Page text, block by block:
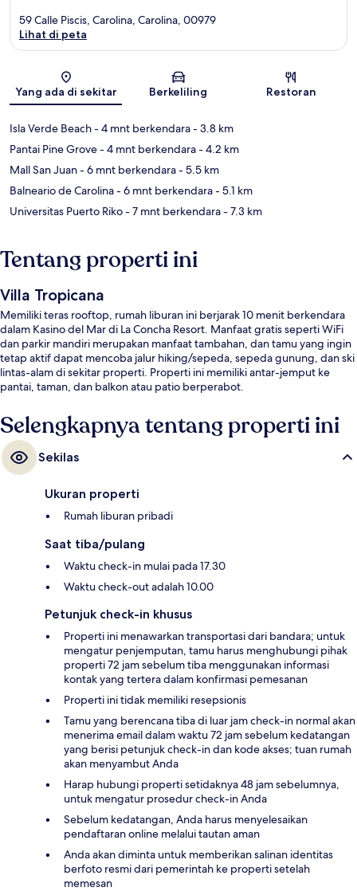
Peta
59 Calle Piscis, Carolina, Carolina, 00979
Lihat di peta
Yang ada di sekitar Berkeliling Restoran
Isla Verde Beach- 4 mnt berkendara- 3.8 km
Pantai Pine Grove- 4 mnt berkendara- 4.2 km
Mall San Juan- 6 mnt berkendara- 5.5 km
Balneario de Carolina- 6 mnt berkendara- 5.1 km
Universitas Puerto Riko- 7 mnt berkendara- 7.3 km
Tentang properti ini
Villa Tropicana
Memiliki teras rooftop, rumah liburan ini berjarak 10 menit berkendara
dalam Kasino del Mar di La Concha Resort. Manfaat gratis seperti WiFi
dan parkir mandiri merupakan manfaat tambahan, dan tamu yang ingin
tetap aktif dapat mencoba jalur hiking/sepeda, sepeda gunung, dan ski
lintas-alam di sekitar properti. Properti ini memiliki antar-jemput ke
pantai, taman, dan balkon atau patio berperabot.
Selengkapnya tentang properti ini
Sekilas
Ukuran properti
Rumah liburan pribadi
Saat tiba/pulang
Waktu check-in mulai pada 17.30
Waktu check-out adalah 10.00
Petunjuk check-in khusus
Properti ini menawarkan transportasi dari bandara; untuk
mengatur penjemputan, tamu harus menghubungi pihak
properti 72 jam sebelum tiba menggunakan informasi
kontak yang tertera dalam konfirmasi pemesanan
Properti ini tidak memiliki resepsionis
Tamu yang berencana tiba di luar jam check-in normal akan
menerima email dalam waktu 72 jam sebelum kedatangan
yang berisi petunjuk check-in dan kode akses; tuan rumah
akan menyambut Anda
Harap hubungi properti setidaknya 48 jam sebelumnya,
untuk mengatur prosedur check-in Anda
Sebelum kedatangan, Anda harus menyelesaikan
pendaftaran online melalui tautan aman
Anda akan diminta untuk memberikan salinan identitas
berfoto resmi dari pemerintah ke properti setelah
memesan